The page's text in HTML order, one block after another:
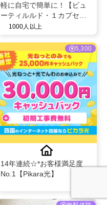
軽に自宅で簡単に！【ビュ
ーティルルド・１カプセル
入り】＆専用ボトル150ml
1000人以上
5,300
14年連続☆*お客様満足度
No.1【Pikara光】